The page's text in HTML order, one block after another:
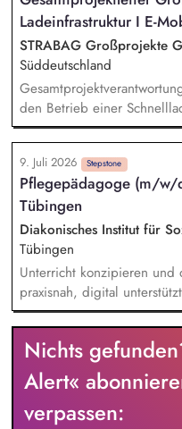
Werkstatt­leitung,
gruppen und einzelnen
Angehörigenvertretung,
management. Planung,
Schulungen der
Ladeinfrastruktur I E-
STRABAG Großprojekte
Süddeutschland
den Betrieb einer
Südwestdeutschland.
Auftraggeber, Behörden,
Stakeholder. Führung und
Projektteams. Aufbau und
Projektorganisation sowie
Qualität und
Umsetzung des
Betriebs der
den Regelbetrieb.
9. Juli 2026 Stepstone
Pflegepädagoge (m/w/
Tübingen
Diakonisches Institut für
Tübingen
Unterricht konzipieren und
praxisnah, digital
Lernprozesse individuell
weiterentwickeln; Qualität
Praxiseinrichtungen
Lehr-/Lernformate
Nichts
Alert«
verpassen: